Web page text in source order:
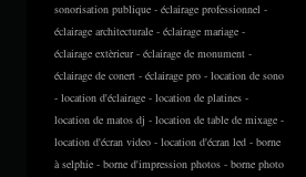
sonorisation publique - éclairage professionnel -
éclairage architecturale - éclairage mariage -
éclairage extèrieur - éclairage de monument -
éclairage de conert - éclairage pro - location de sono
- location d'éclairage - location de platines -
location de matos dj - location de table de mixage -
location d'écran video - location d'écran led - borne
à selphie - borne d'impression photos - borne photo